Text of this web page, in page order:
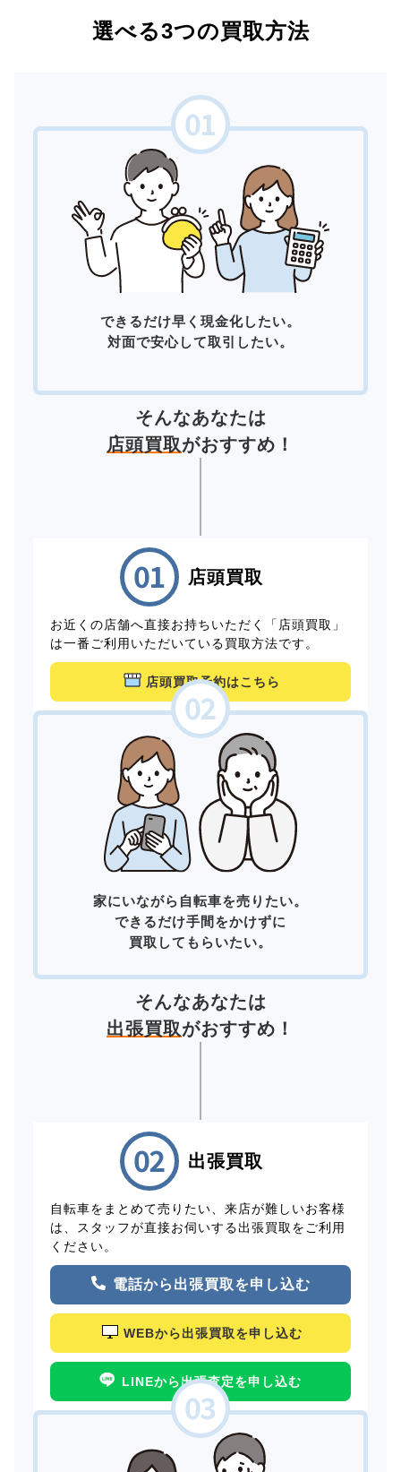
選べる3つの買取方法
できるだけ早く現金化したい。
対面で安心して取引したい。
そんなあなたは
店頭買取がおすすめ！
店頭買取
お近くの店舗へ直接お持ちいただく「店頭買取」
は一番ご利用いただいている買取方法です。
店頭買取予約はこちら
家にいながら自転車を売りたい。
できるだけ手間をかけずに
買取してもらいたい。
そんなあなたは
出張買取がおすすめ！
出張買取
自転車をまとめて売りたい、来店が難しいお客様
は、スタッフが直接お伺いする出張買取をご利用
ください。
電話から出張買取を申し込む
WEBから出張買取を申し込む
LINEから出張査定を申し込む